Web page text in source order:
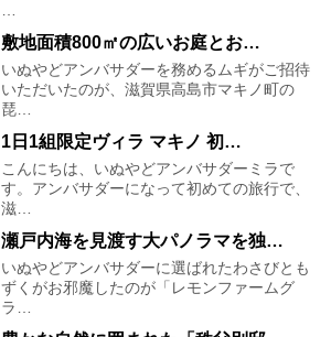
敷地面積800㎡の広いお庭とお…
いぬやどアンバサダーを務めるムギがご招待
いただいたのが、滋賀県高島市マキノ町の
琵…
1日1組限定ヴィラ マキノ 初…
こんにちは、いぬやどアンバサダーミラで
す。アンバサダーになって初めての旅行で、
滋…
瀬戸内海を見渡す大パノラマを独…
いぬやどアンバサダーに選ばれたわさびとも
ずくがお邪魔したのが「レモンファームグ
ラ…